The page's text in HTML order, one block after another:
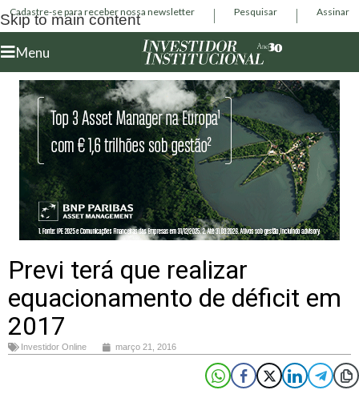
Skip to main content
Cadastre-se para receber nossa newsletter Pesquisar Assinar
Menu
Previ terá que realizar
equacionamento de déficit em
2017
Investidor Online março 21, 2016